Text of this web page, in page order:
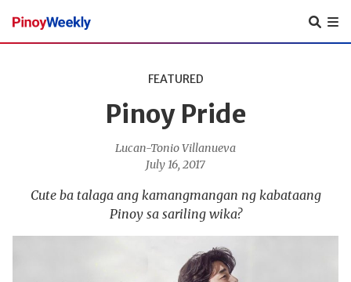
Pinoy
Weekly
FEATURED
Pinoy Pride
Lucan-Tonio Villanueva
July 16, 2017
Cute ba talaga ang kamangmangan ng kabataang
Pinoy sa sariling wika?